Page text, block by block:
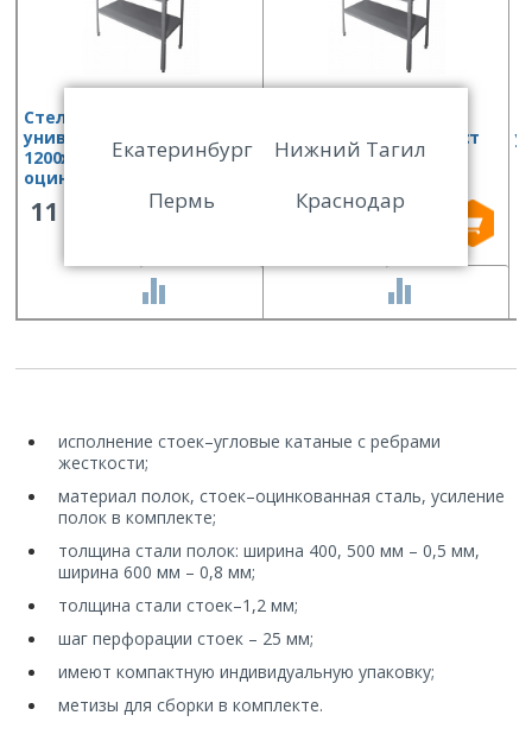
Стеллаж кухонный
универсальный Финист
1200х800х1800 (полки
оцинк.ст, стойки нерж.ст)
11 033
универсальный Финист
1000х800х1800 (полки
оцинк.ст)
7 868
исполнение стоек–угловые катаные с ребрами
жесткости;
материал полок, стоек–оцинкованная сталь, усиление
полок в комплекте;
толщина стали полок: ширина 400, 500 мм – 0,5 мм,
ширина 600 мм – 0,8 мм;
толщина стали стоек–1,2 мм;
шаг перфорации стоек – 25 мм;
имеют компактную индивидуальную упаковку;
метизы для сборки в комплекте.
Екатеринбург
Нижний Тагил
Пермь
Краснодар